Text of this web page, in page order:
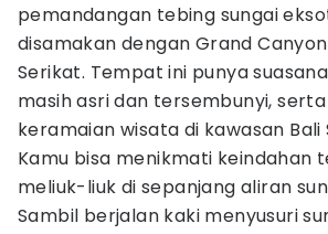
pemandangan tebing sungai
disamakan dengan Grand
Serikat. Tempat ini punya
masih asri dan tersembunyi,
keramaian wisata di kawasan Bali
Kamu bisa menikmati keindahan
meliuk-liuk di sepanjang aliran
Sambil berjalan kaki menyusuri